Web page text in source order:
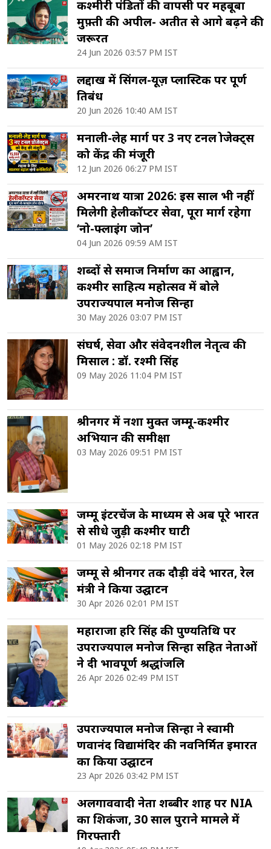
कश्मीरी पंडितों की वापसी पर महबूबा
मुफ़्ती की अपील- अतीत से आगे बढ़ने की
जरूरत
24 Jun 2026 03:57 PM IST
लद्दाख में सिंगल-यूज़ प्लास्टिक पर पूर्ण
प्रतिबंध
20 Jun 2026 10:40 AM IST
मनाली-लेह मार्ग पर 3 नए टनल प्रोजेक्ट्स
को केंद्र की मंजूरी
12 Jun 2026 06:27 PM IST
अमरनाथ यात्रा 2026: इस साल भी नहीं
मिलेगी हेलीकॉप्टर सेवा, पूरा मार्ग रहेगा
‘नो-फ्लाइंग जोन’
04 Jun 2026 09:59 AM IST
शब्दों से समाज निर्माण का आह्वान,
कश्मीर साहित्य महोत्सव में बोले
उपराज्यपाल मनोज सिन्हा
30 May 2026 03:07 PM IST
संघर्ष, सेवा और संवेदनशील नेतृत्व की
मिसाल : डॉ. रश्मी सिंह
09 May 2026 11:04 PM IST
श्रीनगर में नशा मुक्त जम्मू-कश्मीर
अभियान की समीक्षा
03 May 2026 09:51 PM IST
जम्मू इंटरचेंज के माध्यम से अब पूरे भारत
से सीधे जुड़ी कश्मीर घाटी
01 May 2026 02:18 PM IST
जम्मू से श्रीनगर तक दौड़ी वंदे भारत, रेल
मंत्री ने किया उद्घाटन
30 Apr 2026 02:01 PM IST
महाराजा हरि सिंह की पुण्यतिथि पर
उपराज्यपाल मनोज सिन्हा सहित नेताओं
ने दी भावपूर्ण श्रद्धांजलि
26 Apr 2026 02:49 PM IST
उपराज्यपाल मनोज सिन्हा ने स्वामी
प्रणवानंद विद्यामंदिर की नवनिर्मित इमारत
का किया उद्घाटन
23 Apr 2026 03:42 PM IST
अलगाववादी नेता शब्बीर शाह पर NIA
का शिकंजा, 30 साल पुराने मामले में
गिरफ्तारी